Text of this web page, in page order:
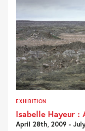
EXHIBITION
Isabelle Hayeur :
April 28th, 2009 -